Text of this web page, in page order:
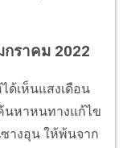
ราคม 2022
ด้เห็นแสงเดือน
หาหนทางแก้ไข
างอุน ให้พ้นจาก